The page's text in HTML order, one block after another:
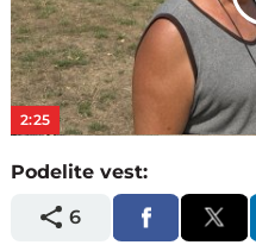
2:25
Podelite vest:
6